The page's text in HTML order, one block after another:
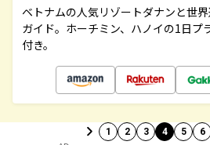
ベトナムの人気リゾートダナンと世
ガイド。ホーチミン、ハノイの1日プ
付き。
1 2 3 4 5 6